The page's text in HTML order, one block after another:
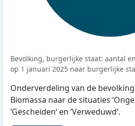
Bevolking, burgerlijke staat: aantal
op 1 januari 2025 naar burgerlijke
Onderverdeling van de
Biomassa naar de situaties
‘Gescheiden‘ en ‘Verweduwd‘.